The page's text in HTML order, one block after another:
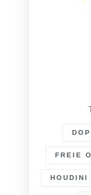
FREIE
HOUDINI